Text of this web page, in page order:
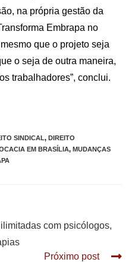
na própria gestão da
Embrapa no
que o projeto seja
o seja de outra maneira,
trabalhadores”, conclui.
SINDICAL, DIREITO
EM BRASÍLIA, MUDANÇAS
com psicólogos,
Próximo post